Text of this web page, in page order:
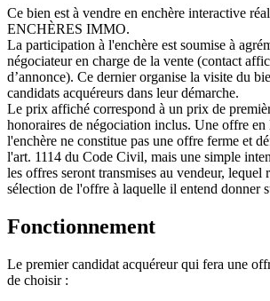
Ce bien est à vendre en enchère interactive
ENCHÈRES IMMO.
La participation à l'enchère est soumise à
négociateur en charge de la vente (contact
d’annonce). Ce dernier organise la visite du
candidats acquéreurs dans leur démarche.
Le prix affiché correspond à un prix de
honoraires de négociation inclus. Une offre en
l'enchère ne constitue pas une offre ferme et
l'art. 1114 du Code Civil, mais une simple
les offres seront transmises au vendeur, lequel
sélection de l'offre à laquelle il entend donner
Fonctionnement
Le premier candidat acquéreur qui fera une
de choisir :